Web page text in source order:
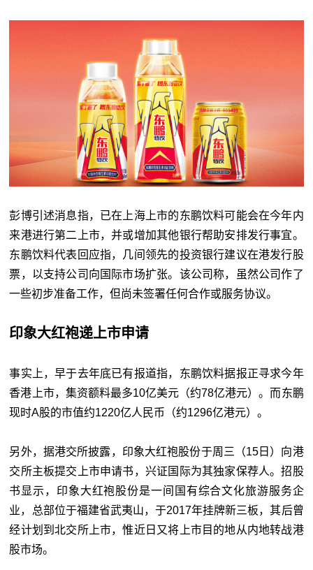
彭博引述消息指，已在上海上市的东鹏饮料可能会在今年内
来港进行第二上市，并或增加其他银行帮助安排发行事宜。
东鹏饮料代表回应指，几间领先的投资银行建议在港发行股
票，以支持公司向国际市场扩张。该公司称，虽然公司作了
一些初步准备工作，但尚未签署任何合作或服务协议。
印象大红袍递上市申请
事实上，早于去年底已有报道指，东鹏饮料据报正寻求今年
香港上市，集资额料最多10亿美元（约78亿港元）。而东鹏
现时A股的市值约1220亿人民币（约1296亿港元）。
另外，据港交所披露，印象大红袍股份于周三（15日）向港
交所主板提交上市申请书，兴证国际为其独家保荐人。招股
书显示，印象大红袍股份是一间国有综合文化旅游服务企
业，总部位于福建省武夷山，于2017年挂牌新三板，其后曾
经计划到北交所上市，惟近日又将上市目的地从内地转战港
股市场。